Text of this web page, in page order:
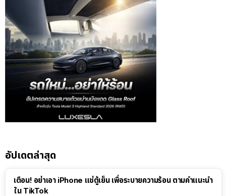
อัปเดตล่าสุด
เตือน! อย่าเอา iPhone แช่ตู้เย็น เพื่อระบายความร้อน ตามคำแนะนำ
ใน TikTok